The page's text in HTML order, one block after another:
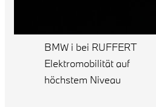
BMW i bei RUFFERT
Elektromobilität auf
höchstem Niveau